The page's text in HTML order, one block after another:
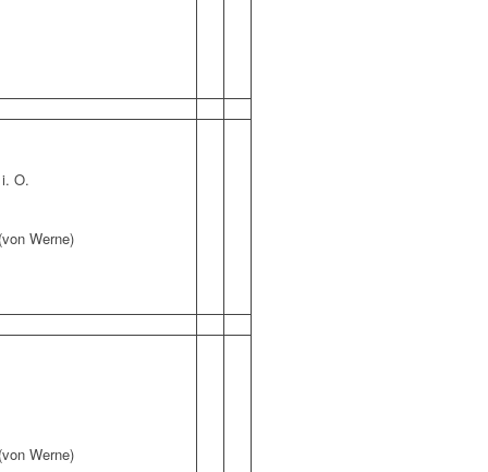
O.
Werne)
Werne)